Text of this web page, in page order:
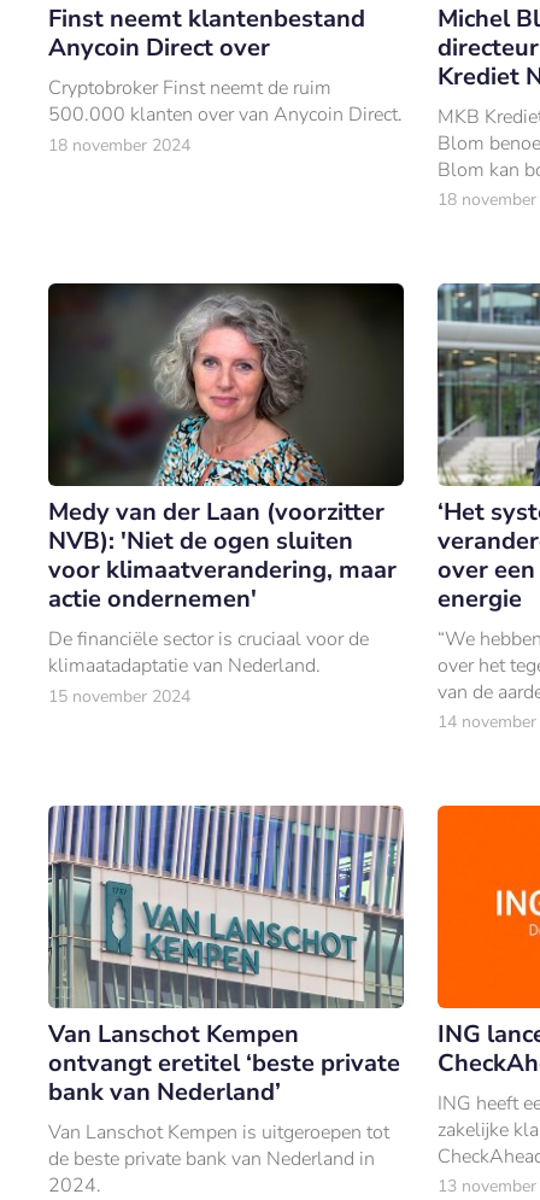
Finst neemt klantenbestand
Anycoin Direct over
Cryptobroker Finst neemt de ruim
500.000 klanten over van Anycoin Direct.
18 november 2024
Michel
Krediet
MKB
Blom
Blom kan
ervaring
18
Medy van der Laan (voorzitter
NVB): 'Niet de ogen sluiten
voor klimaatverandering, maar
actie ondernemen'
De financiële sector is cruciaal voor de
klimaatadaptatie van Nederland.
15 november 2024
‘Het
over
energie
“We
over het
van de
van fossiele
14
Van Lanschot Kempen
ontvangt eretitel ‘beste private
bank van Nederland’
Van Lanschot Kempen is uitgeroepen tot
de beste private bank van Nederland in
2024.
ING
ING heeft
zakelijke
13